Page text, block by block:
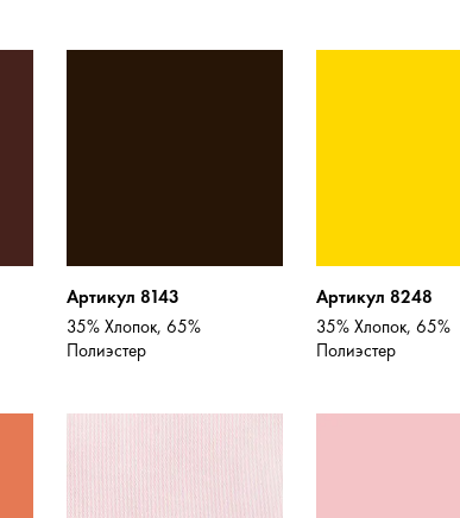
Артикул 8143
35% Хлопок, 65%
Полиэстер
Артикул 8248
35% Хлопок, 65%
Полиэстер